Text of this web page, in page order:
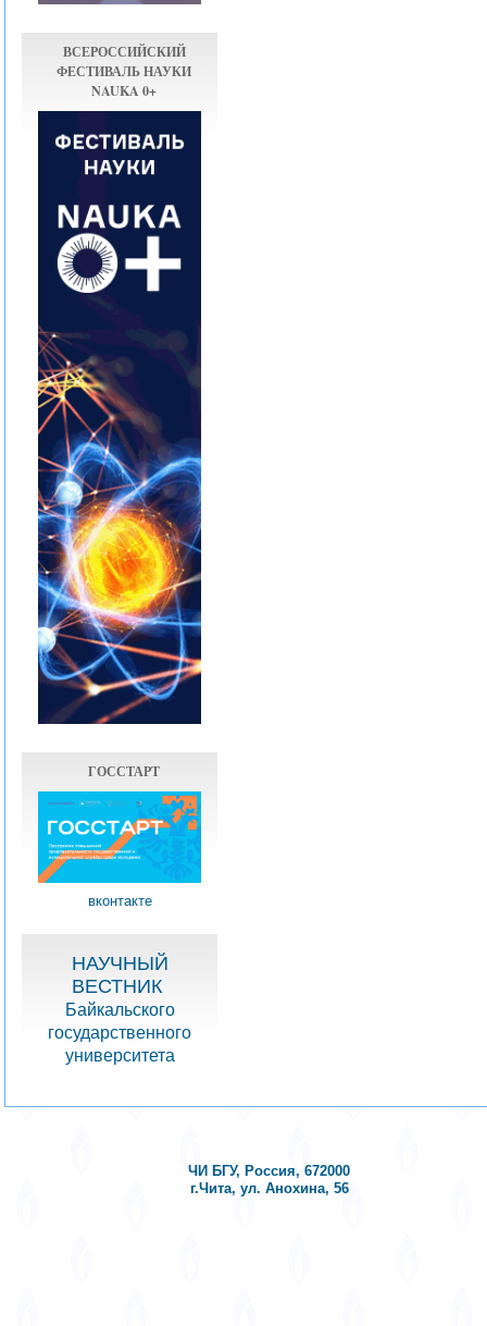
ВСЕРОССИЙСКИЙ
ФЕСТИВАЛЬ НАУКИ
NAUKA 0+
ГОССТАРТ
вконтакте
НАУЧНЫЙ
ВЕСТНИК
Байкальского
государственного
университета
ЧИ БГУ, Россия, 672000
г.Чита, ул. Анохина, 56